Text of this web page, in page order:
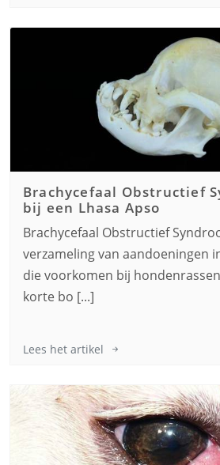
Brachycefaal Obstructief
bij een Lhasa Apso
Brachycefaal Obstructief
verzameling van aandoeningen
die voorkomen bij
korte bo [...]
Lees het artikel